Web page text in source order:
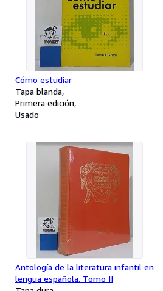
Cómo estudiar
Tapa blanda
Primera edición
Usado
Antología de la literatura infantil en
lengua española. Tomo II